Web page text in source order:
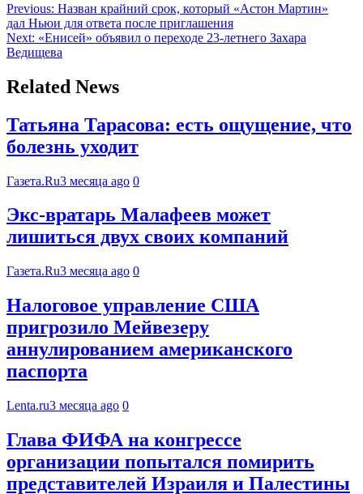
Previous: Назван крайний срок, который «Астон Мартин»
дал Ньюи для ответа после приглашения
Next: «Енисей» объявил о переходе 23-летнего Захара
Ведищева
Related News
Татьяна Тарасова: есть ощущение, что
болезнь уходит
Газета.Ru3 месяца ago 0
Экс-вратарь Малафеев может
лишиться двух своих компаний
Газета.Ru3 месяца ago 0
Налоговое управление США
пригрозило Мейвезеру
аннулированием американского
паспорта
Lenta.ru3 месяца ago 0
Глава ФИФА на конгрессе
организации попытался помирить
представителей Израиля и Палестины